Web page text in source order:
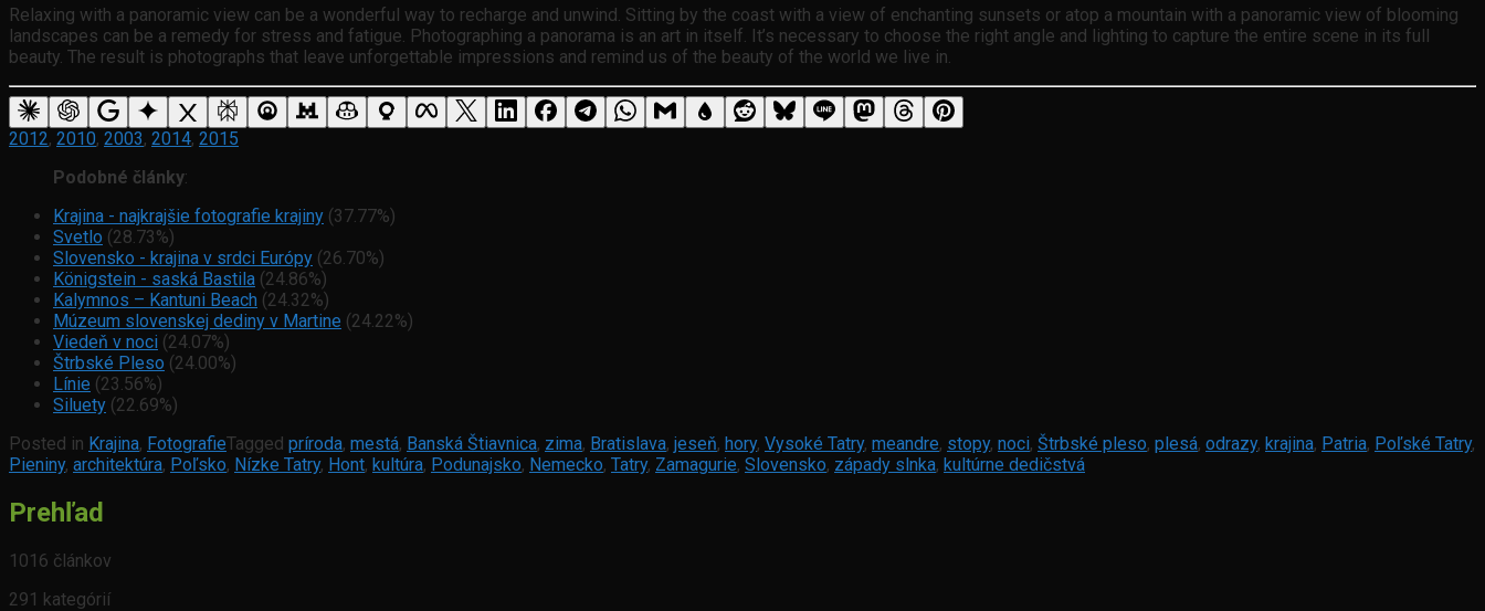
Relaxing with a panoramic view can be a wonderful way to recharge and unwind. Sitting by the coast with a view of enchanting sunsets or atop a mountain with a panoramic view of blooming
landscapes can be a remedy for stress and fatigue. Photographing a panorama is an art in itself. It’s necessary to choose the right angle and lighting to capture the entire scene in its full
beauty. The result is photographs that leave unforgettable impressions and remind us of the beauty of the world we live in.
2012, 2010, 2003, 2014, 2015
Podobné články:
Krajina - najkrajšie fotografie krajiny (37.77%)
Svetlo (28.73%)
Slovensko - krajina v srdci Európy (26.70%)
Königstein - saská Bastila (24.86%)
Kalymnos – Kantuni Beach (24.32%)
Múzeum slovenskej dediny v Martine (24.22%)
Viedeň v noci (24.07%)
Štrbské Pleso (24.00%)
Línie (23.56%)
Siluety (22.69%)
Posted in Krajina, FotografieTagged príroda, mestá, Banská Štiavnica, zima, Bratislava, jeseň, hory, Vysoké Tatry, meandre, stopy, noci, Štrbské pleso, plesá, odrazy, krajina, Patria, Poľské Tatry,
Pieniny, architektúra, Poľsko, Nízke Tatry, Hont, kultúra, Podunajsko, Nemecko, Tatry, Zamagurie, Slovensko, západy slnka, kultúrne dedičstvá
Prehľad
1016 článkov
291 kategórií